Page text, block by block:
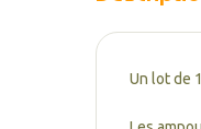
Un lot de